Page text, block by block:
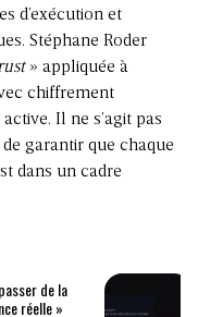
d’exécution et
Stéphane Roder
» appliquée à
chiffrement
Il ne s’agit pas
garantir que chaque
dans un cadre
de la
réelle »